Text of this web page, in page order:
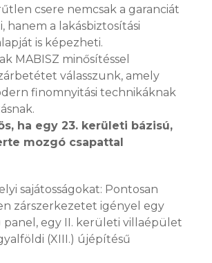
csere nemcsak a garanciát
hanem a lakásbiztosítási
is képezheti.
MABISZ minősítéssel
válasszunk, amely
finomnyitási technikáknak
ha egy 23. kerületi bázisú,
mozgó csapattal
sajátosságokat: Pontosan
zárszerkezetet igényel egy
panel, egy II. kerületi villaépület
(XIII.) újépítésű